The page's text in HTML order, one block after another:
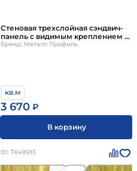
Стеновая трехслойная сэндвич-
панель с видимым креплением Z-
Lock
Бренд: Металл Профиль
кв.м
3 670 ₽
В корзину
ID: ТХ49593